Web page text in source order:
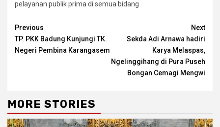
pelayanan publik prima di semua bidang
Continue
Reading
Previous
TP. PKK Badung Kunjungi TK.
Negeri Pembina Karangasem
Next
Sekda Adi Arnawa hadiri
Karya Melaspas,
Ngelinggihang di Pura Puseh
Bongan Cemagi Mengwi
MORE STORIES